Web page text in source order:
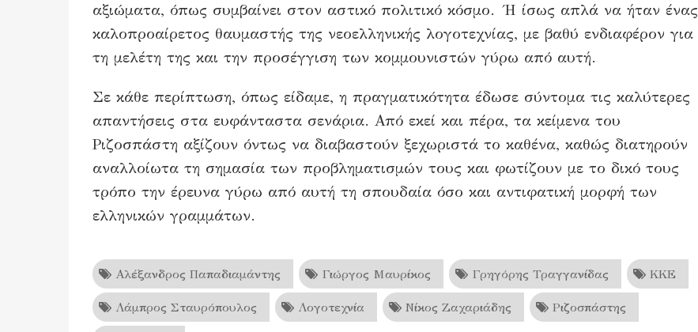
αξιώματα, όπως συμβαίνει στον αστικό πολιτικό κόσμο. Ή ίσως απλά να ήταν ένας
καλοπροαίρετος θαυμαστής της νεοελληνικής λογοτεχνίας, με βαθύ ενδιαφέρον για
τη μελέτη της και την προσέγγιση των κομμουνιστών γύρω από αυτή.
Σε κάθε περίπτωση, όπως είδαμε, η πραγματικότητα έδωσε σύντομα τις καλύτερες
απαντήσεις στα ευφάνταστα σενάρια. Από εκεί και πέρα, τα κείμενα του
Ριζοσπάστη αξίζουν όντως να διαβαστούν ξεχωριστά το καθένα, καθώς διατηρούν
αναλλοίωτα τη σημασία των προβληματισμών τους και φωτίζουν με το δικό τους
τρόπο την έρευνα γύρω από αυτή τη σπουδαία όσο και αντιφατική μορφή των
ελληνικών γραμμάτων.
Αλέξανδρος Παπαδιαμάντης Γιώργος Μαυρίκος Γρηγόρης Τραγγανίδας ΚΚΕ
Λάμπρος Σταυρόπουλος Λογοτεχνία Νίκος Ζαχαριάδης Ριζοσπάστης